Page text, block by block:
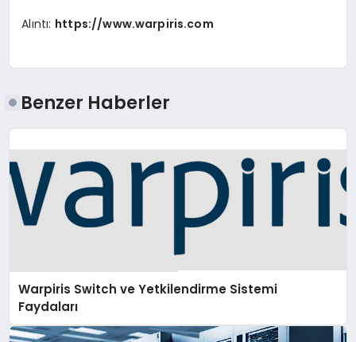
Alıntı: https://www.warpiris.com
Benzer Haberler
Warpiris Switch ve Yetkilendirme Sistemi
Faydaları